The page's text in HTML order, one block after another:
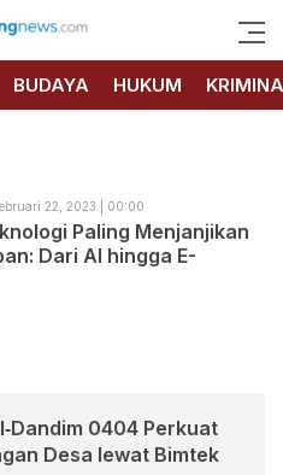
BUDAYA HUKUM
22, 2023 | 00:00
Paling Menjanjikan
Dari AI hingga E-
0404 Perkuat
Desa lewat Bimtek